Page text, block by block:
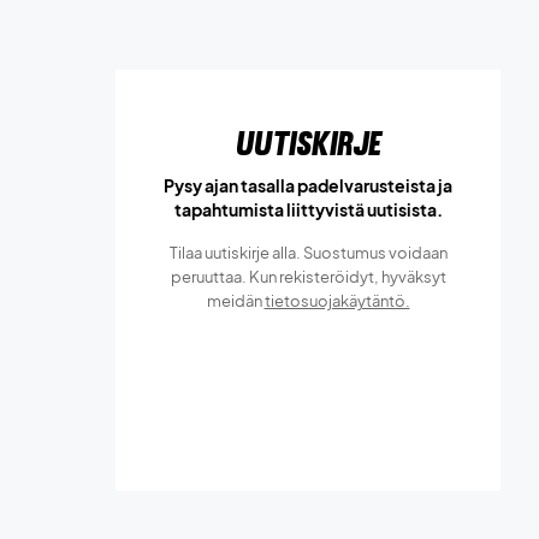
Uutiskirje
Pysy ajan tasalla padelvarusteista ja
tapahtumista liittyvistä uutisista.
Tilaa uutiskirje alla. Suostumus voidaan
peruuttaa. Kun rekisteröidyt, hyväksyt
meidäntietosuojakäytäntö.